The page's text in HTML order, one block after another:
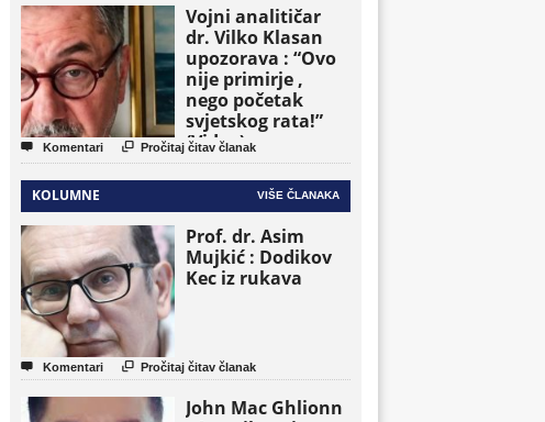
Vojni analitičar
dr. Vilko Klasan
upozorava : “Ovo
nije primirje ,
nego početak
svjetskog rata!”
(Video)
 Komentari  Pročitaj čitav članak
KOLUMNE VIŠE ČLANAKA
Prof. dr. Asim
Mujkić : Dodikov
Kec iz rukava
 Komentari  Pročitaj čitav članak
John Mac Ghlionn